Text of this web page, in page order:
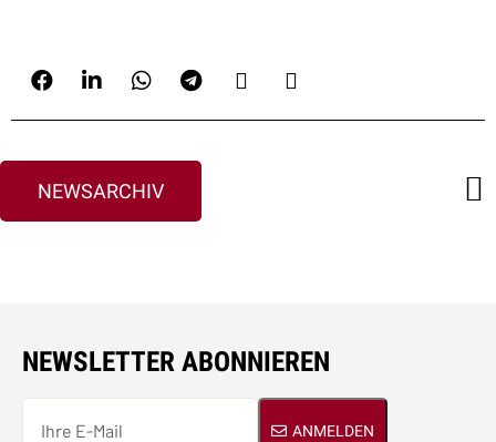
NEWSARCHIV
NEWSLETTER ABONNIEREN
ANMELDEN